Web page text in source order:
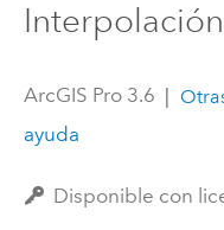
Interpolación
ArcGIS Pro 3.6 |
ayuda
Disponible con